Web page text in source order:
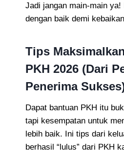
Jadi jangan main-main
dengan baik demi
Tips
PKH 2026 (Dari
Penerima
Dapat bantuan PKH itu
tapi kesempatan untuk
lebih baik. Ini tips dari
berhasil “lulus” dari PKH